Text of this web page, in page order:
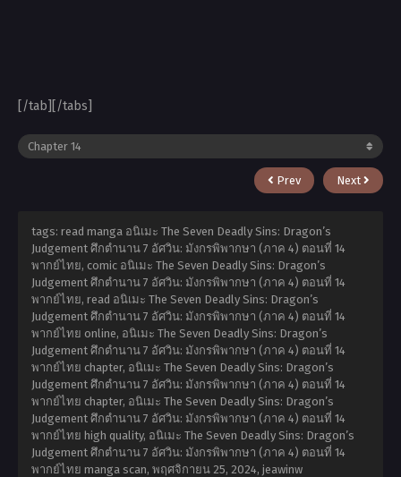
[/tab][/tabs]
Prev Next
tags: read manga อนิเมะ The Seven Deadly Sins: Dragon’s
Judgement ศึกตำนาน 7 อัศวิน: มังกรพิพากษา (ภาค 4) ตอนที่ 14
พากย์ไทย, comic อนิเมะ The Seven Deadly Sins: Dragon’s
Judgement ศึกตำนาน 7 อัศวิน: มังกรพิพากษา (ภาค 4) ตอนที่ 14
พากย์ไทย, read อนิเมะ The Seven Deadly Sins: Dragon’s
Judgement ศึกตำนาน 7 อัศวิน: มังกรพิพากษา (ภาค 4) ตอนที่ 14
พากย์ไทย online, อนิเมะ The Seven Deadly Sins: Dragon’s
Judgement ศึกตำนาน 7 อัศวิน: มังกรพิพากษา (ภาค 4) ตอนที่ 14
พากย์ไทย chapter, อนิเมะ The Seven Deadly Sins: Dragon’s
Judgement ศึกตำนาน 7 อัศวิน: มังกรพิพากษา (ภาค 4) ตอนที่ 14
พากย์ไทย chapter, อนิเมะ The Seven Deadly Sins: Dragon’s
Judgement ศึกตำนาน 7 อัศวิน: มังกรพิพากษา (ภาค 4) ตอนที่ 14
พากย์ไทย high quality, อนิเมะ The Seven Deadly Sins: Dragon’s
Judgement ศึกตำนาน 7 อัศวิน: มังกรพิพากษา (ภาค 4) ตอนที่ 14
พากย์ไทย manga scan, พฤศจิกายน 25, 2024, jeawinw